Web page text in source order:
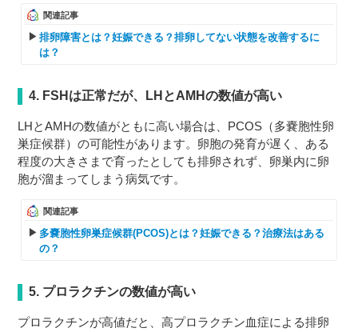
関連記事
排卵障害とは？妊娠できる？排卵してない状態を改善するに
は？
4. FSHは正常だが、LHとAMHの数値が高い
LHとAMHの数値がともに高い場合は、PCOS（多嚢胞性卵
巣症候群）の可能性があります。卵胞の発育が遅く、ある
程度の大きさまで育ったとしても排卵されず、卵巣内に卵
胞が溜まってしまう病気です。
関連記事
多嚢胞性卵巣症候群(PCOS)とは？妊娠できる？治療法はある
の？
5. プロラクチンの数値が高い
プロラクチンが高値だと、高プロラクチン血症による排卵